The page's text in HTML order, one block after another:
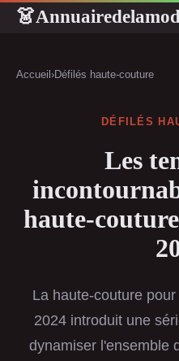
👗
Accueil ›Défilés haute-couture
DÉFILÉS
Les
haute-
La haute-couture
2024 introduit une
dynamiser l'ensemble